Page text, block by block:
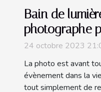
Bain de
photographe
24 octobre 2023
La photo est avant
évènement dans la
tout simplement de